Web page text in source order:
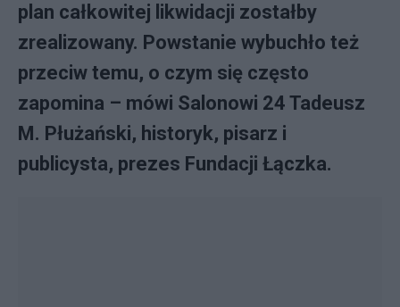
plan całkowitej likwidacji zostałby
zrealizowany. Powstanie wybuchło też
przeciw temu, o czym się często
zapomina – mówi Salonowi 24 Tadeusz
M. Płużański, historyk, pisarz i
publicysta, prezes Fundacji Łączka.